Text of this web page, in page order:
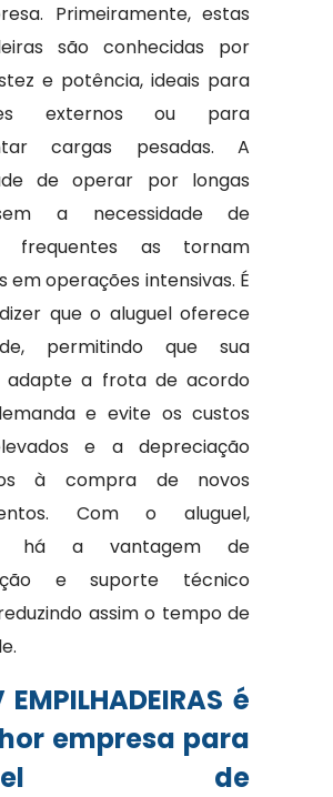
Primeiramente, estas
são conhecidas por
e potência, ideais para
externos ou para
cargas pesadas. A
de operar por longas
a necessidade de
frequentes as tornam
em operações intensivas. É
que o aluguel oferece
permitindo que sua
adapte a frota de acordo
e evite os custos
e a depreciação
à compra de novos
Com o aluguel,
há a vantagem de
e suporte técnico
assim o tempo de
é
empresa para
de